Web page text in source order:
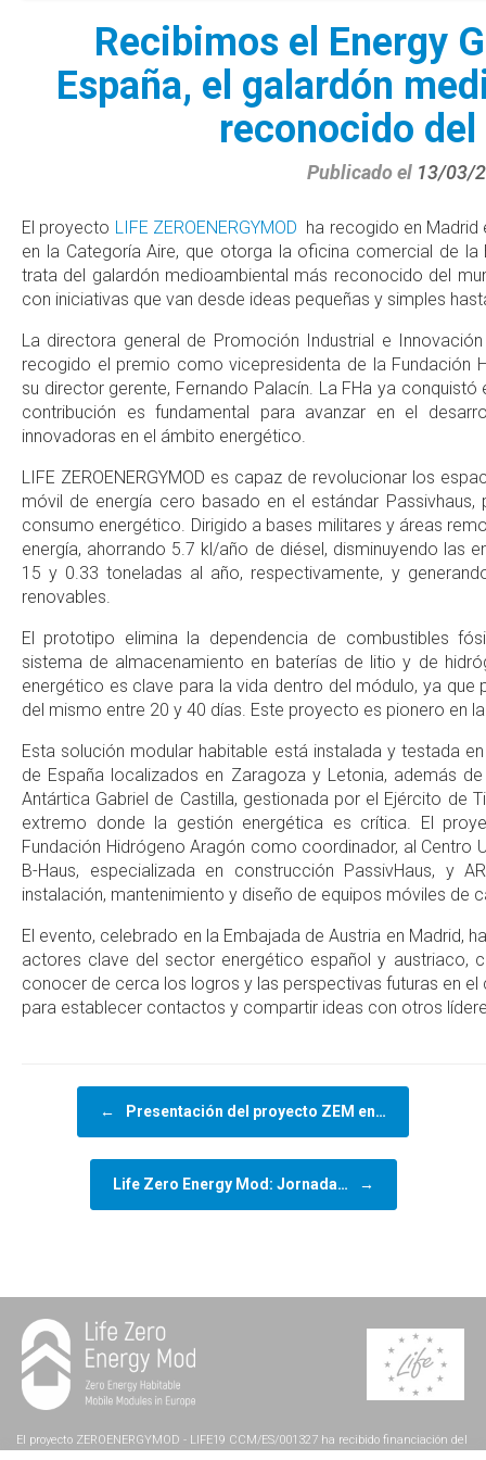
Recibimos el Energy
España, el galardón
reconocido
Publicado el 13/03/
El proyecto LIFE ZEROENERGYMOD ha recogido en
en la Categoría Aire, que otorga la oficina comercial de la
trata del galardón medioambiental más reconocido del
con iniciativas que van desde ideas pequeñas y simples
La directora general de Promoción Industrial e
recogido el premio como vicepresidenta de la Fundación
su director gerente, Fernando Palacín. La FHa ya
contribución es fundamental para avanzar en el
innovadoras en el ámbito energético.
LIFE ZEROENERGYMOD es capaz de revolucionar los
móvil de energía cero basado en el estándar
consumo energético. Dirigido a bases militares y áreas
energía, ahorrando 5.7 kl/año de diésel, disminuyendo las
15 y 0.33 toneladas al año, respectivamente, y
renovables.
El prototipo elimina la dependencia de combustibles
sistema de almacenamiento en baterías de litio y de
energético es clave para la vida dentro del módulo, ya
del mismo entre 20 y 40 días. Este proyecto es pionero en
Esta solución modular habitable está instalada y testada
de España localizados en Zaragoza y Letonia, además
Antártica Gabriel de Castilla, gestionada por el Ejército de
extremo donde la gestión energética es crítica. El
Fundación Hidrógeno Aragón como coordinador, al Centro
B-Haus, especializada en construcción PassivHaus, y
instalación, mantenimiento y diseño de equipos móviles de
El evento, celebrado en la Embajada de Austria en Madrid,
actores clave del sector energético español y austriaco,
conocer de cerca los logros y las perspectivas futuras en
para establecer contactos y compartir ideas con otros
Navegador de artículos
← Presentación del proyecto ZEM en…
Life Zero Energy Mod: Jornada… →
El proyecto ZEROENERGYMOD - LIFE19 CCM/ES/001327 ha recibido financiación del